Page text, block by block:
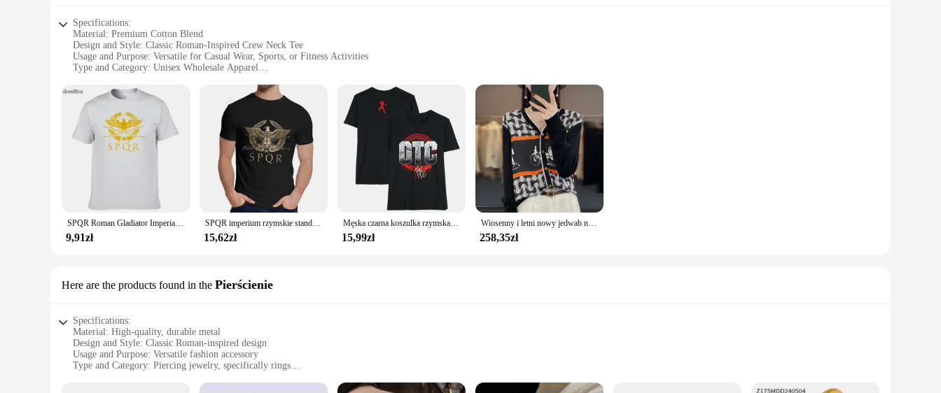
Specifications:
Material: Premium Cotton Blend
Design and Style: Classic Roman-Inspired Crew Neck Tee
Usage and Purpose: Versatile for Casual Wear, Sports, or Fitness Activities
Type and Category: Unisex Wholesale Apparel
Parts and Accessories: Available in Sets for Bulk Purchases
Features:
**Unmatched Comfort and Style**
Step into the world of Roman-inspired fashion with our premium cotton blend tees, designed for the modern individual who appreciates both comfort and style. The classic crew neck design is a nod
to traditional Roman garb, making it an ideal choice for those looking to add a touch of history to their wardrobe. Whether you're dressing up for a themed event or simply looking for a comfortable
shirt to wear during your daily activities, these tees are versatile enough to suit any occasion.
**Tailored for the Wholesale Market**
Our romans Koszulki are not just ordinary t-shirts; they are a testament to quality and craftsmanship. With a focus on the wholesale market, we understand the importance of bulk purchases and have
tailored our sets to cater to vendors and suppliers. Our commitment to quality ensures that each tee stands up to the rigors of daily wear, making it a reliable choice for resale. With our sets, you can
offer your customers a range of sizes and colors, ensuring that everyone can find their perfect fit.
**Designed for Everyone**
SPQR Roman Gladiator Imperial Golden Eagle T-Shirt Męski Casual Short O-Neck T Shirt Harajuku Tops Tees Shirt
9,91zł
SPQR imperium rzymskie standardowa tarcza T-Shirt O-neck zdjęcie niestandardowe męskie koszulki bawełniane duże rozmiary T Shirt
15,62zł
Męska czarna koszulka rzymska Reigns OTC letnia koszulka męska z krótkim rękawem 2025 nowe modne ubrania dla dzieci topy
15,99zł
Wiosenny i letni nowy jedwab nadruk kardigan damski wełna czesankowa cienki płaszcz V-Neck luźny dzianinowy sweter długi płaszcz z rękawami
258,35zł
Here are the products found in the Pierścienie
Specifications:
Material: High-quality, durable metal
Design and Style: Classic Roman-inspired design
Usage and Purpose: Versatile fashion accessory
Type and Category: Piercing jewelry, specifically rings
Parts and Accessories: Available in sets for a complete look